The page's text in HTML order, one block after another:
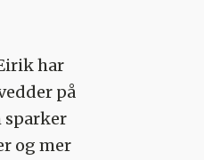
har
på
sparker
og mer